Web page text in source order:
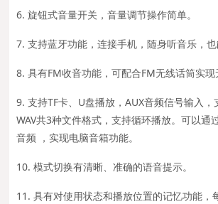
6. 旋钮式音量开关，音量调节操作简单。
7. 支持蓝牙功能，连接手机，随身听音乐，也
8. 具有FM收音功能，可配合FM无线话筒实现
9. 支持TF卡、U盘播放，AUX音频信号输入，
WAV共3种文件格式，支持循环播放。可以通
音频 ，实现电脑音箱功能。
10. 模式切换有清晰、准确的语音提示。
11. 具有对使用状态和播放位置的记忆功能，